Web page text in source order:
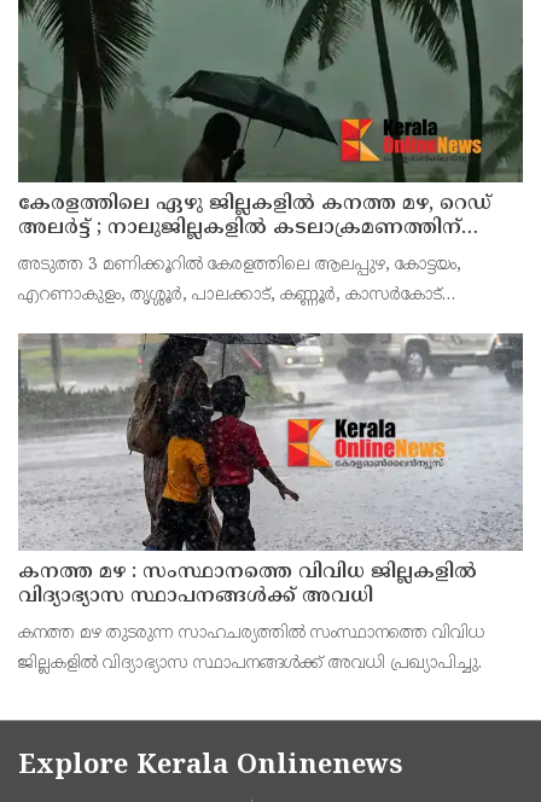
ചെയ്യുന്ന സ്ഥാപനങ്
കേരളത്തിലെ ഏഴു ജില്ലകളിൽ കനത്ത മഴ, റെഡ്
അലർട്ട് ; നാലുജില്ലകളിൽ കടലാക്രമണത്തിന്
സാധ്യത
അടുത്ത 3 മണിക്കൂറിൽ കേരളത്തിലെ ആലപ്പുഴ, കോട്ടയം,
എറണാകുളം, തൃശ്ശൂർ, പാലക്കാട്, കണ്ണൂർ, കാസർകോട്
ശക്തമായ മഴയ്ക്കും മണിക്കൂറിൽ 50 കി.മീ വ
കനത്ത മഴ : സംസ്ഥാനത്തെ വിവിധ ജില്ലകളിൽ
വിദ്യാഭ്യാസ സ്ഥാപനങ്ങൾക്ക് അവധി
കനത്ത മഴ തുടരുന്ന സാഹചര്യത്തിൽ സംസ്ഥാനത്തെ വിവിധ
ജില്ലകളിൽ വിദ്യാഭ്യാസ സ്ഥാപനങ്ങൾക്ക് അവധി പ്രഖ്യാപിച്ചു.
Explore Kerala Onlinenews